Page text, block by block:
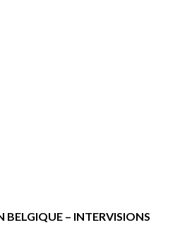
BELGIQUE – INTERVISIONS